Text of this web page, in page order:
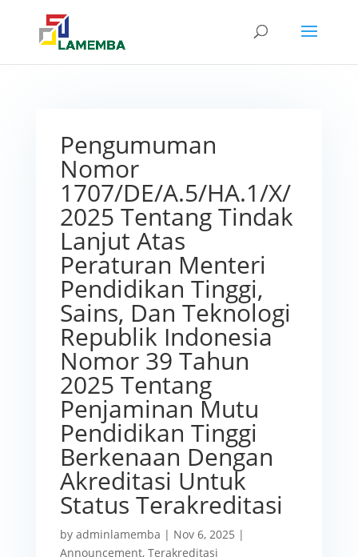
Pengumuman
Nomor
1707/DE/A.5/HA.1/X/
2025 Tentang Tindak
Lanjut Atas
Peraturan Menteri
Pendidikan Tinggi,
Sains, Dan Teknologi
Republik Indonesia
Nomor 39 Tahun
2025 Tentang
Penjaminan Mutu
Pendidikan Tinggi
Berkenaan Dengan
Akreditasi Untuk
Status Terakreditasi
by adminlamemba | Nov 6, 2025 |
Announcement, Terakreditasi